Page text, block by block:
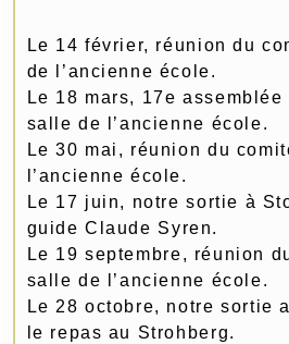
Le 14 février, réunion du
de l’ancienne école.
Le 18 mars, 17e
salle de l’ancienne école.
Le 30 mai, réunion du
l’ancienne école.
Le 17 juin, notre sortie à
guide Claude Syren.
Le 19 septembre, réunion
salle de l’ancienne école.
Le 28 octobre, notre sortie
le repas au Strohberg.